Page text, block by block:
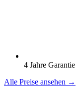
4 Jahre Garantie
Alle Preise ansehen →